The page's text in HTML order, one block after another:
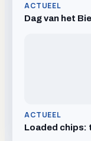
ACTUEEL
Dag van het
ACTUEEL
Loaded chips: